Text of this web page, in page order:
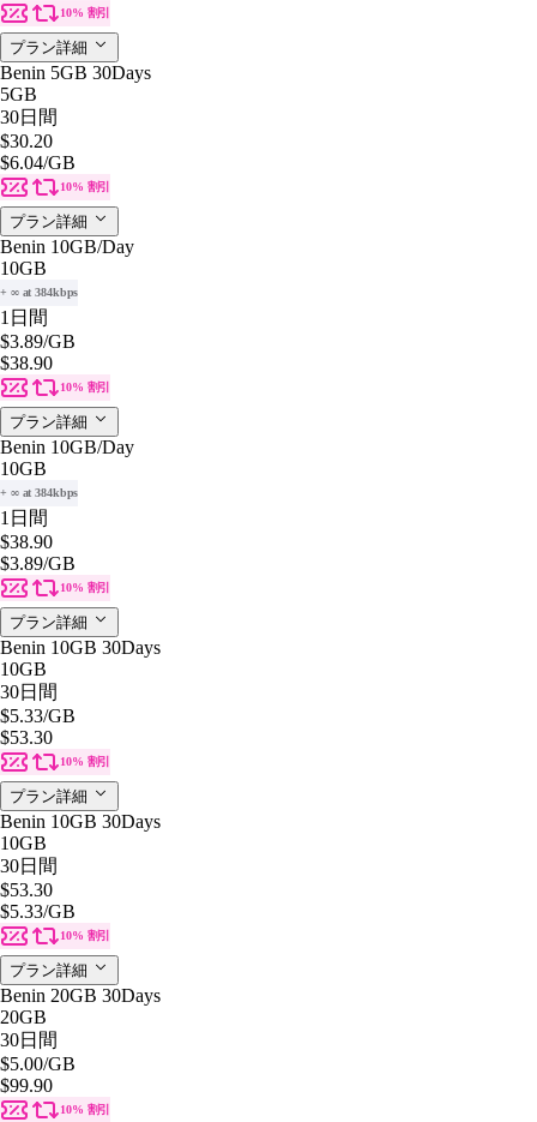
10% 割引
プラン詳細
Benin 5GB 30Days
5GB
30日間
$30.20
$6.04/GB
10% 割引
プラン詳細
Benin 10GB/Day
10GB
+ ∞ at 384kbps
1日間
$3.89/GB
$38.90
10% 割引
プラン詳細
Benin 10GB/Day
10GB
+ ∞ at 384kbps
1日間
$38.90
$3.89/GB
10% 割引
プラン詳細
Benin 10GB 30Days
10GB
30日間
$5.33/GB
$53.30
10% 割引
プラン詳細
Benin 10GB 30Days
10GB
30日間
$53.30
$5.33/GB
10% 割引
プラン詳細
Benin 20GB 30Days
20GB
30日間
$5.00/GB
$99.90
10% 割引